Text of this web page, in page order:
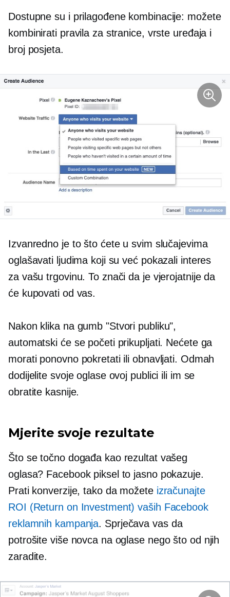
Dostupne su i prilagođene kombinacije: možete
kombinirati pravila za stranice, vrste uređaja i
broj posjeta.
Izvanredno je to što ćete u svim slučajevima
oglašavati ljudima koji su već pokazali interes
za vašu trgovinu. To znači da je vjerojatnije da
će kupovati od vas.
Nakon klika na gumb "Stvori publiku",
automatski će se početi prikupljati. Nećete ga
morati ponovno pokretati ili obnavljati. Odmah
dodijelite svoje oglase ovoj publici ili im se
obratite kasnije.
Mjerite svoje rezultate
Što se točno događa kao rezultat vašeg
oglasa? Facebook piksel to jasno pokazuje.
Prati konverzije, tako da možete izračunajte
ROI (Return on Investment) vaših Facebook
reklamnih kampanja. Sprječava vas da
potrošite više novca na oglase nego što od njih
zaradite.